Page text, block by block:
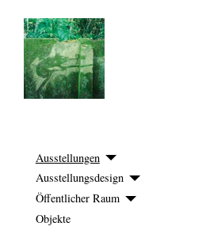
Ausstellungen
Ausstellungsdesign
Öffentlicher Raum
Objekte